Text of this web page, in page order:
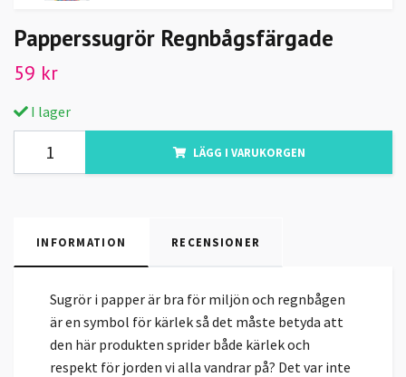
Papperssugrör Regnbågsfärgade
59 kr
I lager
LÄGG I VARUKORGEN
INFORMATION RECENSIONER
Sugrör i papper är bra för miljön och regnbågen
är en symbol för kärlek så det måste betyda att
den här produkten sprider både kärlek och
respekt för jorden vi alla vandrar på? Det var inte